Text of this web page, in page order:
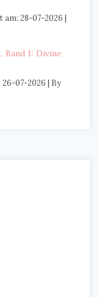
am: 28-07-2026
1: Divine
07-2026
By